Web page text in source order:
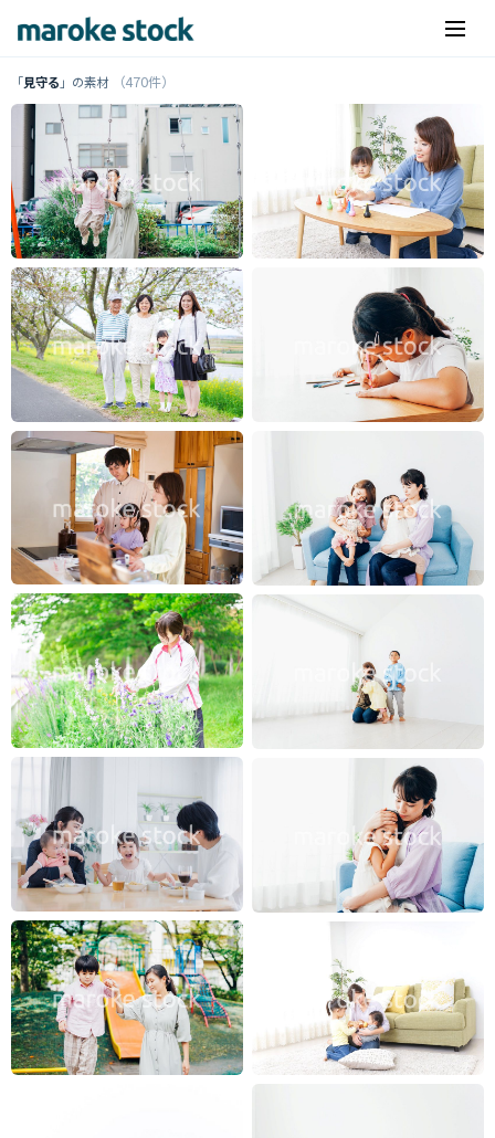
「見守る 」の素材 （470件）